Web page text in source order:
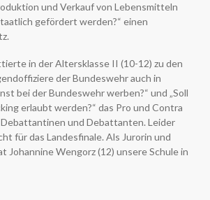
und Verkauf von Lebensmitteln
gefördert werden?“ einen
in der Altersklasse II (10-12) zu den
der Bundeswehr auch in
bei der Bundeswehr werben?“ und „Soll
erlaubt werden?“ das Pro und Contra
und Debattanten. Leider
für das Landesfinale. Als Jurorin und
Johannine Wengorz (12) unsere Schule in